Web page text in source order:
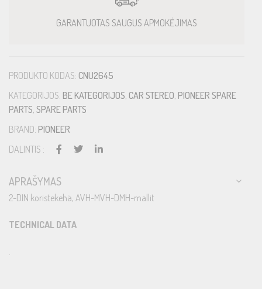
GARANTUOTAS SAUGUS APMOKĖJIMAS
PRODUKTO KODAS: CNU2645
KATEGORIJOS: BE KATEGORIJOS, CAR STEREO, PIONEER SPARE
PARTS, SPARE PARTS
BRAND: PIONEER
DALINTIS :
APRAŠYMAS
2-DIN koristekehä, AVH-MVH-DMH-mallit
TECHNICAL DATA
.